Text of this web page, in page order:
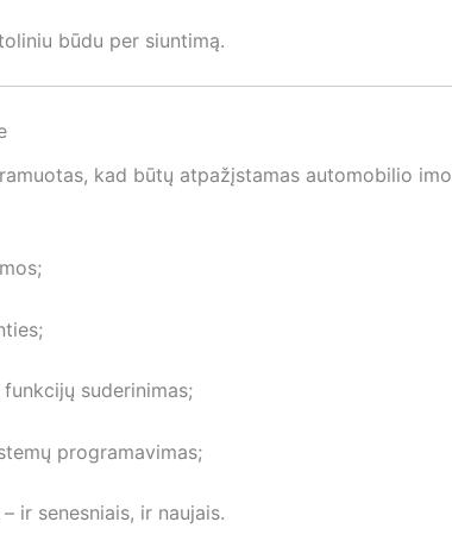
būdu per siuntimą.
kad būtų atpažįstamas automobilio
suderinimas;
programavimas;
ir senesniais, ir naujais.